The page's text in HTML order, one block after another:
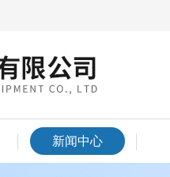
新闻中心